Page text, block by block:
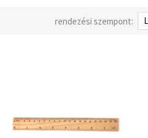
rendezési szempont: